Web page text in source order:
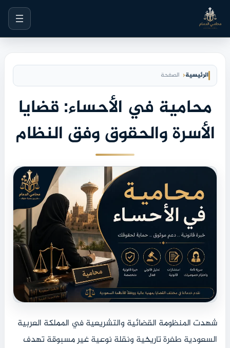
تخطى
إلى
المحتوى
الرئيسية الصفحة
محامية في الأحساء: قضايا
الأسرة والحقوق وفق النظام
شهدت المنظومة القضائية والتشريعية في المملكة العربية
السعودية طفرة تاريخية ونقلة نوعية غير مسبوقة تهدف